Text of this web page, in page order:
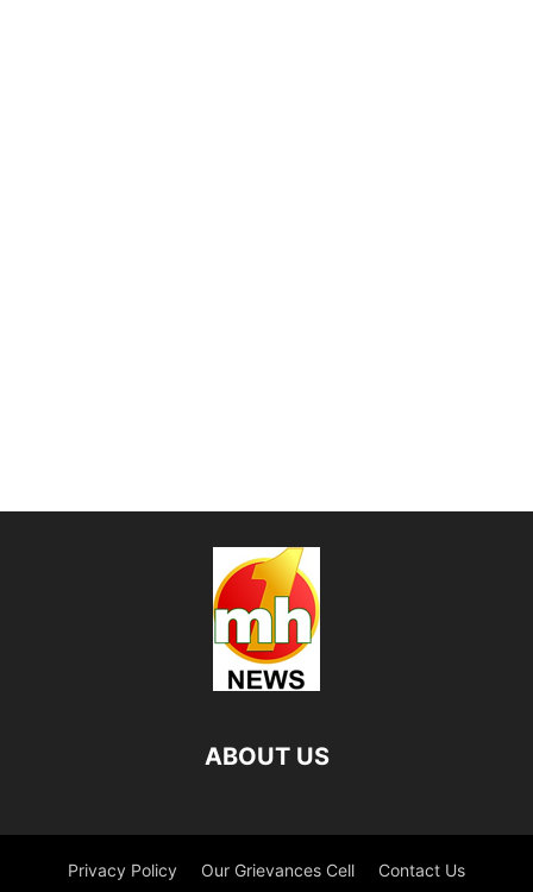
ABOUT US
Privacy Policy Our Grievances Cell Contact Us